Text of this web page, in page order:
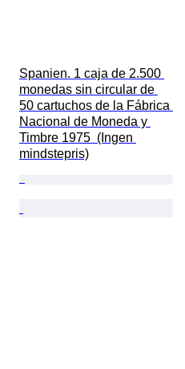
Spanien. 1 caja de 2.500
monedas sin circular de
50 cartuchos de la Fábrica
Nacional de Moneda y
Timbre 1975  (Ingen
mindstepris)